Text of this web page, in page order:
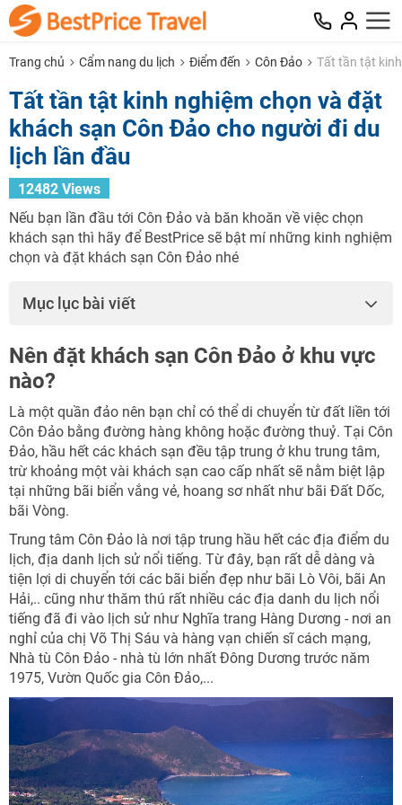
Trang chủ Cẩm nang du lịch Điểm đến Côn Đảo Tất tần tật
Tất tần tật kinh nghiệm chọn và đặt
khách sạn Côn Đảo cho người đi du
lịch lần đầu
12482 Views
Nếu bạn lần đầu tới Côn Đảo và băn khoăn về việc chọn
khách sạn thì hãy để BestPrice sẽ bật mí những kinh nghiệm
chọn và đặt khách sạn Côn Đảo nhé
Mục lục bài viết
Nên đặt khách sạn Côn Đảo ở khu vực
nào?
Là một quần đảo nên bạn chỉ có thể di chuyển từ đất liền tới
Côn Đảo bằng đường hàng không hoặc đường thuỷ. Tại Côn
Đảo, hầu hết các khách sạn đều tập trung ở khu trung tâm,
trừ khoảng một vài khách sạn cao cấp nhất sẽ nằm biệt lập
tại những bãi biển vắng vẻ, hoang sơ nhất như bãi Đất Dốc,
bãi Vòng.
Trung tâm Côn Đảo là nơi tập trung hầu hết các địa điểm du
lịch, địa danh lịch sử nổi tiếng. Từ đây, bạn rất dễ dàng và
tiện lợi di chuyển tới các bãi biển đẹp như bãi Lò Vôi, bãi An
Hải,.. cũng như thăm thú rất nhiều các địa danh du lịch nổi
tiếng đã đi vào lịch sử như Nghĩa trang Hàng Dương - nơi an
nghỉ của chị Võ Thị Sáu và hàng vạn chiến sĩ cách mạng,
Nhà tù Côn Đảo - nhà tù lớn nhất Đông Dương trước năm
1975, Vườn Quốc gia Côn Đảo,...